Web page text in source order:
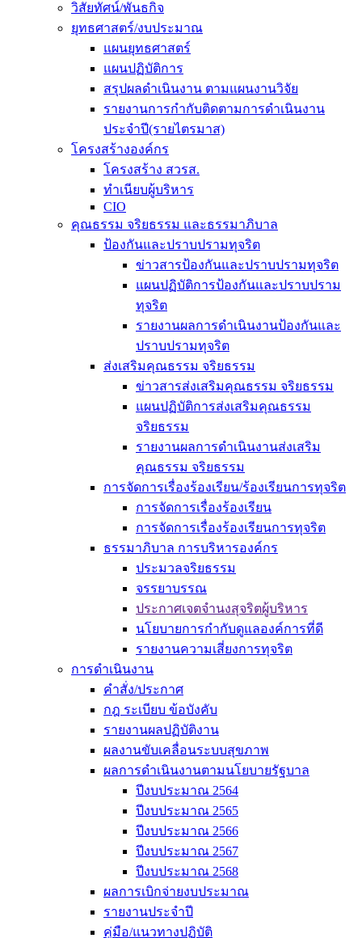
วิสัยทัศน์/พันธกิจ
ยุทธศาสตร์/งบประมาณ
แผนยุทธศาสตร์
แผนปฏิบัติการ
สรุปผลดำเนินงาน ตามแผนงานวิจัย
รายงานการกำกับติดตามการดำเนินงาน
ประจำปี(รายไตรมาส)
โครงสร้างองค์กร
โครงสร้าง สวรส.
ทำเนียบผู้บริหาร
CIO
คุณธรรม จริยธรรม และธรรมาภิบาล
ป้องกันและปราบปรามทุจริต
ข่าวสารป้องกันและปราบปรามทุจริต
แผนปฏิบัติการป้องกันและปราบปราม
ทุจริต
รายงานผลการดำเนินงานป้องกันและ
ปราบปรามทุจริต
ส่งเสริมคุณธรรม จริยธรรม
ข่าวสารส่งเสริมคุณธรรม จริยธรรม
แผนปฏิบัติการส่งเสริมคุณธรรม
จริยธรรม
รายงานผลการดำเนินงานส่งเสริม
คุณธรรม จริยธรรม
การจัดการเรื่องร้องเรียน/ร้องเรียนการทุจริต
การจัดการเรื่องร้องเรียน
การจัดการเรื่องร้องเรียนการทุจริต
ธรรมาภิบาล การบริหารองค์กร
ประมวลจริยธรรม
จรรยาบรรณ
ประกาศเจตจำนงสุจริตผู้บริหาร
นโยบายการกำกับดูแลองค์การที่ดี
รายงานความเสี่ยงการทุจริต
การดำเนินงาน
คำสั่ง/ประกาศ
กฎ ระเบียบ ข้อบังคับ
รายงานผลปฏิบัติงาน
ผลงานขับเคลื่อนระบบสุขภาพ
ผลการดำเนินงานตามนโยบายรัฐบาล
ปีงบประมาณ 2564
ปีงบประมาณ 2565
ปีงบประมาณ 2566
ปีงบประมาณ 2567
ปีงบประมาณ 2568
ผลการเบิกจ่ายงบประมาณ
รายงานประจำปี
คู่มือ/แนวทางปฏิบัติ